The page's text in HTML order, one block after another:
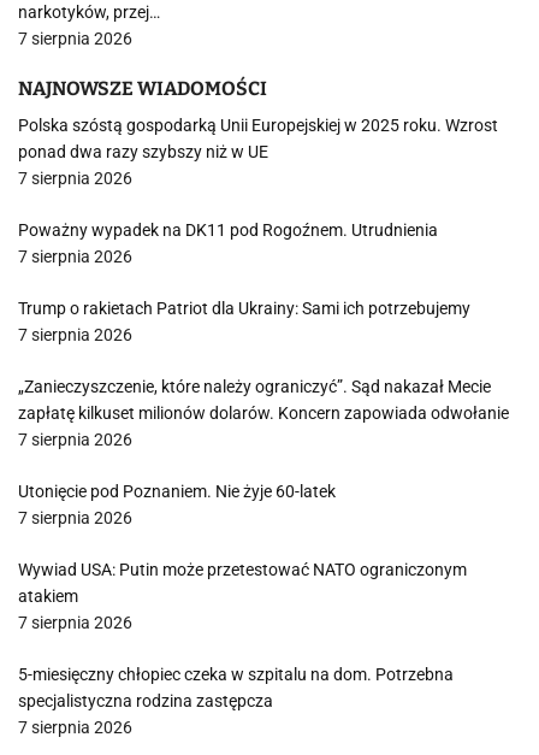
narkotyków, przej…
7 sierpnia 2026
NAJNOWSZE WIADOMOŚCI
Polska szóstą gospodarką Unii Europejskiej w 2025 roku. Wzrost
ponad dwa razy szybszy niż w UE
7 sierpnia 2026
Poważny wypadek na DK11 pod Rogoźnem. Utrudnienia
7 sierpnia 2026
Trump o rakietach Patriot dla Ukrainy: Sami ich potrzebujemy
7 sierpnia 2026
„Zanieczyszczenie, które należy ograniczyć”. Sąd nakazał Mecie
zapłatę kilkuset milionów dolarów. Koncern zapowiada odwołanie
7 sierpnia 2026
Utonięcie pod Poznaniem. Nie żyje 60-latek
7 sierpnia 2026
Wywiad USA: Putin może przetestować NATO ograniczonym
atakiem
7 sierpnia 2026
5-miesięczny chłopiec czeka w szpitalu na dom. Potrzebna
specjalistyczna rodzina zastępcza
7 sierpnia 2026